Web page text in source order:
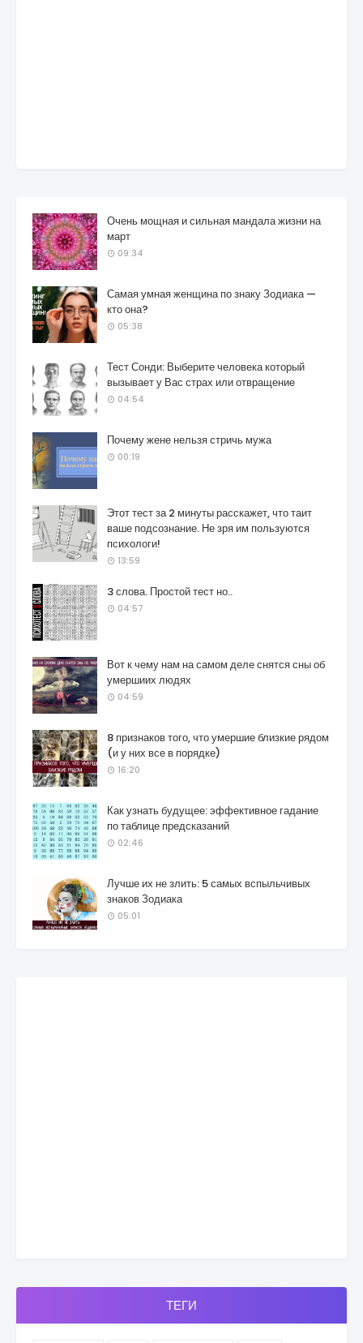
Очень мощная и сильная мандала жизни на
март
09:34
Самая умная женщина по знаку Зодиака —
кто она?
05:38
Тест Сонди: Выберите человека который
вызывает у Вас страх или отвращение
04:54
Почему жене нельзя стричь мужа
00:19
Этот тест за 2 минуты расскажет, что таит
ваше подсознание. Не зря им пользуются
психологи!
13:59
3 слова. Простой тест но..
04:57
Вот к чему нам на самом деле снятся сны об
умершиих людях
04:59
8 признаков того, что умершие близкие рядом
(и у них все в порядке)
16:20
Как узнать будущее: эффективное гадание
по таблице предсказаний
02:46
Лучше их не злить: 5 самых вспыльчивых
знаков Зодиака
05:01
ТЕГИ